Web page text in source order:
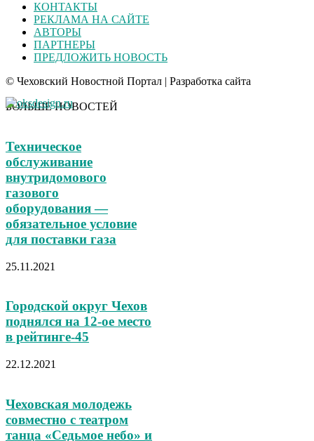
КОНТАКТЫ
РЕКЛАМА НА САЙТЕ
АВТОРЫ
ПАРТНЕРЫ
ПРЕДЛОЖИТЬ НОВОСТЬ
© Чеховский Новостной Портал | Разработка сайта
БОЛЬШЕ НОВОСТЕЙ
Техническое
обслуживание
внутридомового
газового
оборудования —
обязательное условие
для поставки газа
25.11.2021
Городской округ Чехов
поднялся на 12‑ое место
в рейтинге‑45
22.12.2021
Чеховская молодежь
совместно с театром
танца «Седьмое небо» и